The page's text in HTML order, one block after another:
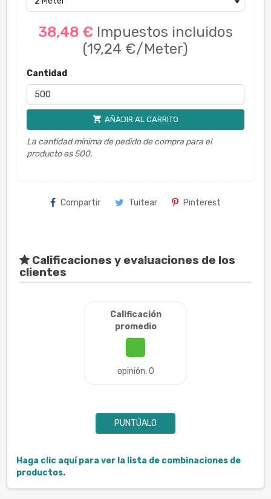
38,48 € Impuestos incluidos
(19,24 €/Meter)
Cantidad
shopping_cart AÑADIR AL CARRITO
La cantidad mínima de pedido de compra para el
producto es 500.
Compartir Tuitear Pinterest
Calificaciones y evaluaciones de los
clientes
Calificación
promedio
opinión: 0
PUNTÚALO
Haga clic aquí para ver la lista de combinaciones de
productos.